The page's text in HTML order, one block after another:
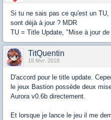
Si tu ne sais pas ce qu'est un
sont déjà à jour ? MDR
TU = Title Update, "Mise à jour
TitQuentin
18 févr. 2018
D'accord pour le title update.
le jeux Bastion possède deux
Aurora v0.6b directement.
Et lorsque je lance le jeu il me